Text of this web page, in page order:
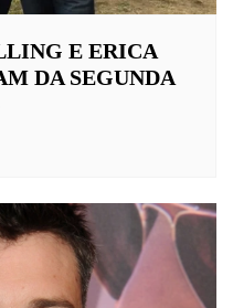
E ERICA
DA SEGUNDA